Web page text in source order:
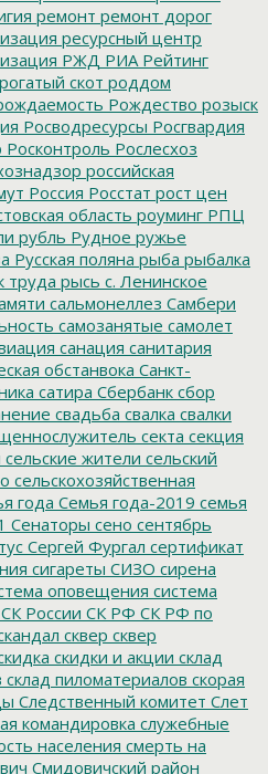
ремонт ремонт дорог
ресурсный центр
РЖД РИА Рейтинг
рогатый скот роддом
Рождество розыск
Росводресурсы Росгвардия
Росконтроль Рослесхоз
российская
Россия Росстат рост цен
область роуминг РПЦ
рубль Рудное ружье
Русская поляна рыба рыбалка
труда рысь с. Ленинское
сальмонеллез Самбери
самозанятые самолет
санация санитария
обстанвока Санкт-
сатира Сбербанк сбор
свадьба свалка свалки
секта секция
сельские жители сельский
сельскохозяйственная
года Семья года-2019 семья
Сенаторы сено сентябрь
Сергей Фургал сертификат
сигареты СИЗО сирена
оповещения система
СК России СК РФ СК РФ по
сквер сквер
скидки и акции склад
склад пиломатериалов скорая
Следственный комитет Слет
командировка служебные
населения смерть на
Смидовичский район